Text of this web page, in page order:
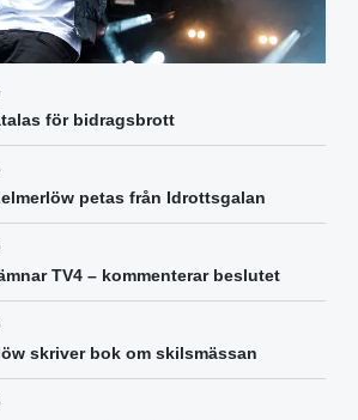
för bidragsbrott
petas från Idrottsgalan
TV4 – kommenterar beslutet
skriver bok om skilsmässan